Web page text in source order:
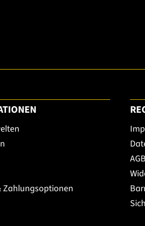
Zahlungsoptionen
AGB